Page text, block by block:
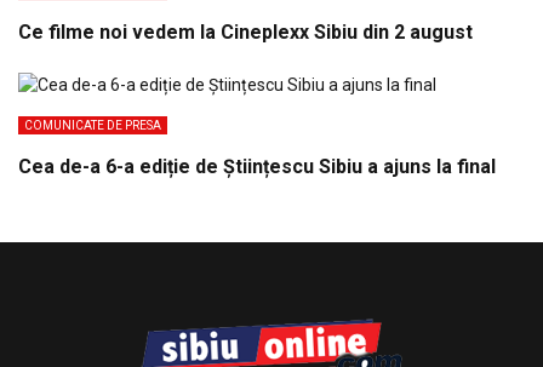
Ce filme noi vedem la Cineplexx Sibiu din 2 august
COMUNICATE DE PRESA
Cea de-a 6-a ediție de Științescu Sibiu a ajuns la final